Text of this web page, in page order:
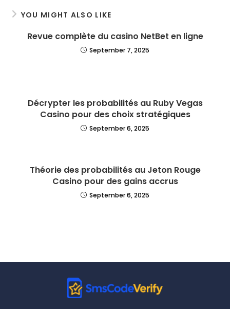
YOU MIGHT ALSO LIKE
Revue complète du casino NetBet en ligne
September 7, 2025
Décrypter les probabilités au Ruby Vegas
Casino pour des choix stratégiques
September 6, 2025
Théorie des probabilités au Jeton Rouge
Casino pour des gains accrus
September 6, 2025